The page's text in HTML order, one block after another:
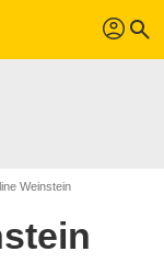
profil search
Weinstein